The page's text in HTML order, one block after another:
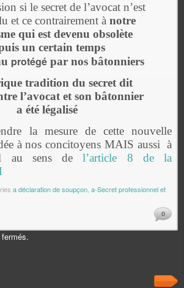
si le secret de l’avocat n’est
et ce contrairement à notre
qui est devenu obsolète
un certain temps
protégé par nos bâtonniers
tradition du secret dit
l’avocat et son bâtonnier
a été légalisé
la mesure de cette nouvelle
à nos concitoyens MAIS aussi à
au sens del’article 8 de la
a déclaration de soupçon a-Secret professionnel et
0